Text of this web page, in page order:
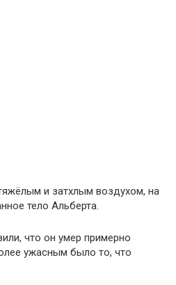
и затхлым воздухом, на
тело Альберта.
что он умер примерно
ужасным было то, что